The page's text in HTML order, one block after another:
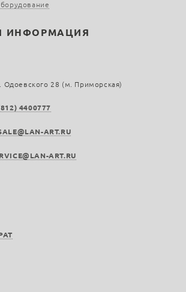
ИНФОРМАЦИЯ
Одоевского 28 (м. Приморская)
4400777
ART.RU
ART.RU